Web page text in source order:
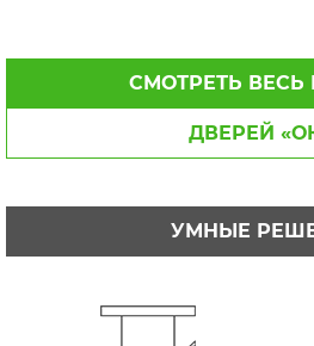
СМОТРЕТЬ ВЕСЬ
ДВЕРЕЙ
УМНЫЕ